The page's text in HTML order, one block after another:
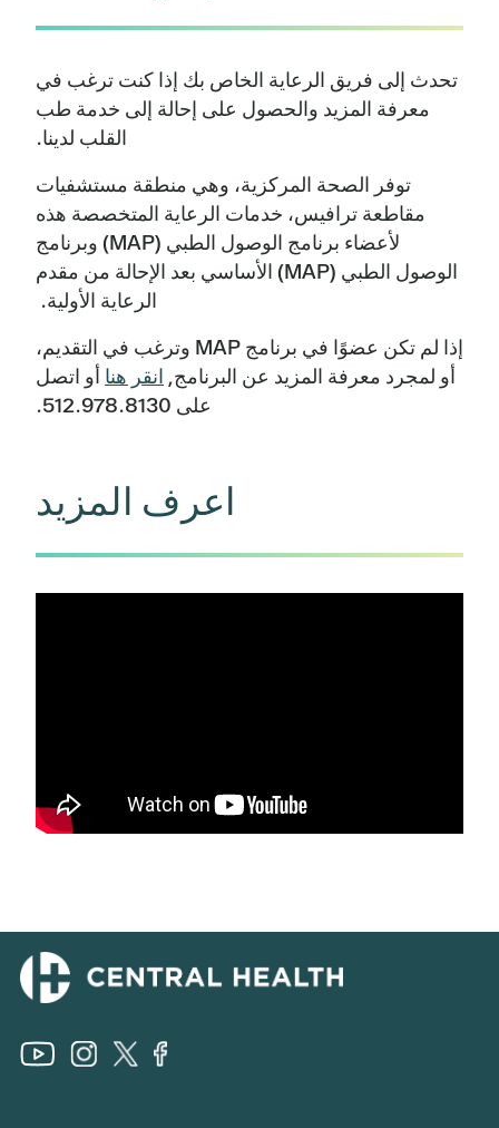
تحدث إلى فريق الرعاية الخاص بك إذا كنت ترغب في
معرفة المزيد والحصول على إحالة إلى خدمة طب
القلب لدينا.
توفر الصحة المركزية، وهي منطقة مستشفيات
مقاطعة ترافيس، خدمات الرعاية المتخصصة هذه
لأعضاء برنامج الوصول الطبي (MAP) وبرنامج
الوصول الطبي (MAP) الأساسي بعد الإحالة من مقدم
الرعاية الأولية.
إذا لم تكن عضوًا في برنامج MAP وترغب في التقديم،
أو لمجرد معرفة المزيد عن البرنامج, انقر هنا أو اتصل
على 512.978.8130.
اعرف المزيد